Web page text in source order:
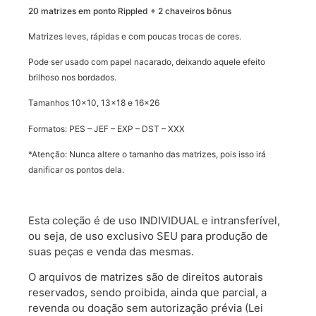
20 matrizes em ponto Rippled + 2 chaveiros bônus
Matrizes leves, rápidas e com poucas trocas de cores.
Pode ser usado com papel nacarado, deixando aquele efeito
brilhoso nos bordados.
Tamanhos 10×10, 13×18 e 16×26
Formatos: PES – JEF – EXP – DST – XXX
*Atenção: Nunca altere o tamanho das matrizes, pois isso irá
danificar os pontos dela.
Esta coleção é de uso INDIVIDUAL e intransferível,
ou seja, de uso exclusivo SEU para produção de
suas peças e venda das mesmas.
O arquivos de matrizes são de direitos autorais
reservados, sendo proibida, ainda que parcial, a
revenda ou doação sem autorização prévia (Lei